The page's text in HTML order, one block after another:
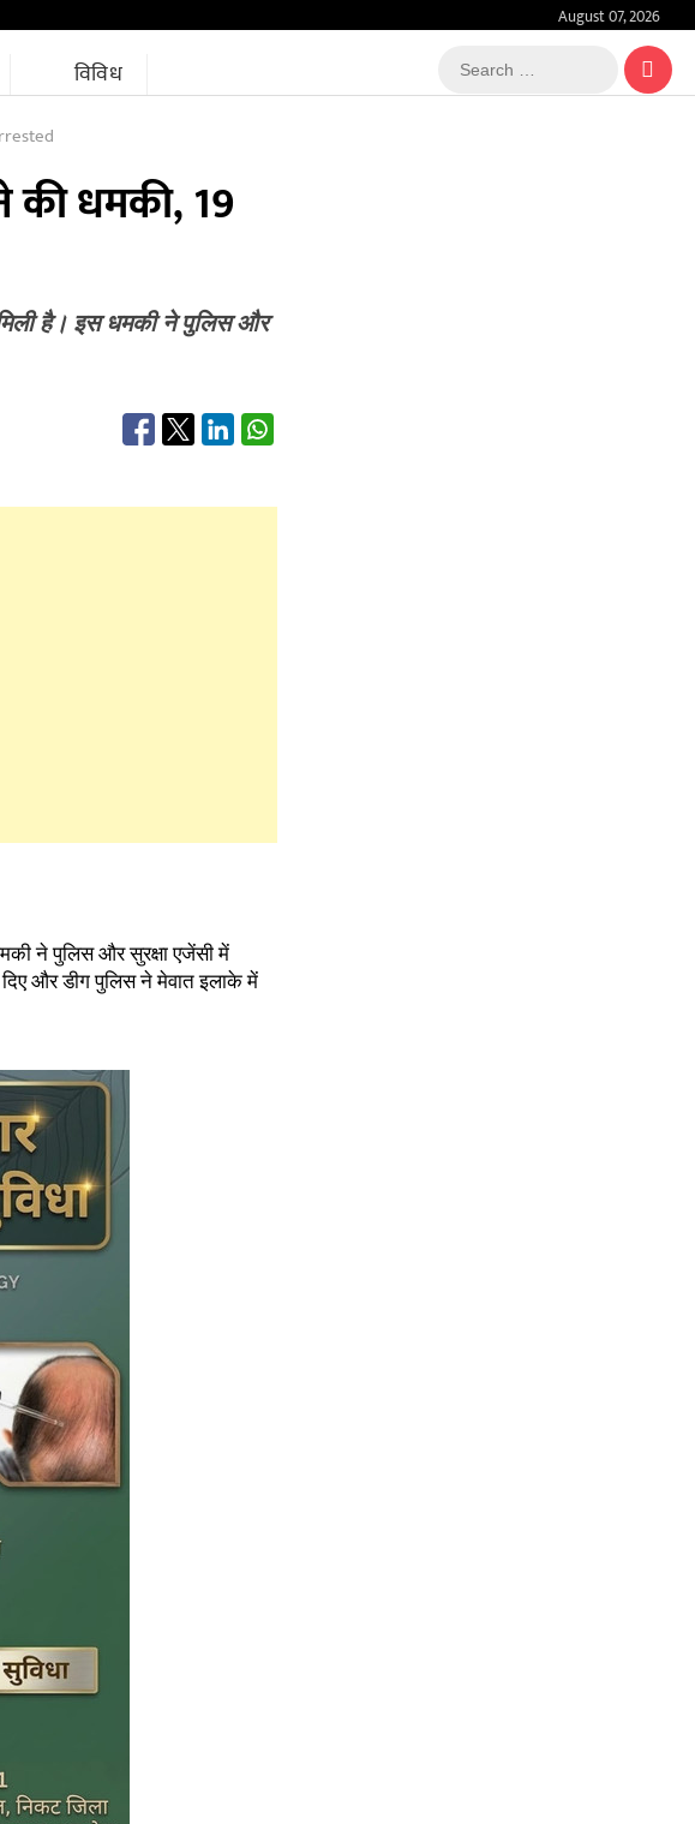
August 07, 2026
विविध
Search
…
की धमकी, 19
मिली है। इस धमकी ने पुलिस और
ने पुलिस और सुरक्षा एजेंसी में
और डीग पुलिस ने मेवात इलाके में